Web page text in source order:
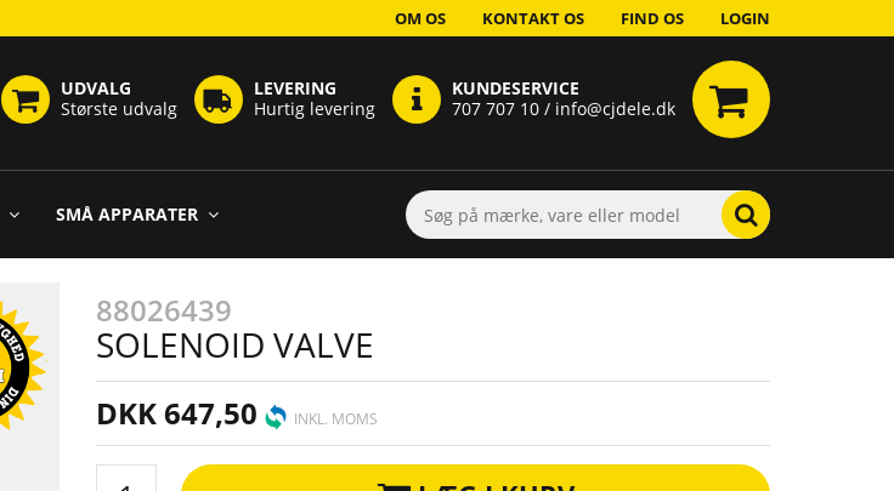
OM OS KONTAKT OS FIND OS LOGIN
UDVALG
Største udvalg
LEVERING
Hurtig levering
KUNDESERVICE
707 707 10 / info@cjdele.dk
SMÅ APPARATER
88026439
SOLENOID VALVE
DKK 647,50 INKL. MOMS